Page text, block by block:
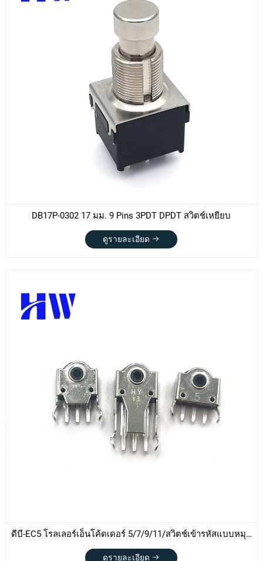
DB17P-0302 17 มม. 9 Pins 3PDT DPDT สวิตช์เหยียบ
ดูรายละเอียด
ดีบี-EC5 โรลเลอร์เอ็นโค้ดเดอร์ 5/7/9/11/สวิตช์เข้ารหัสแบบหมุน
ของเมาส์ 13 มม
ดูรายละเอียด